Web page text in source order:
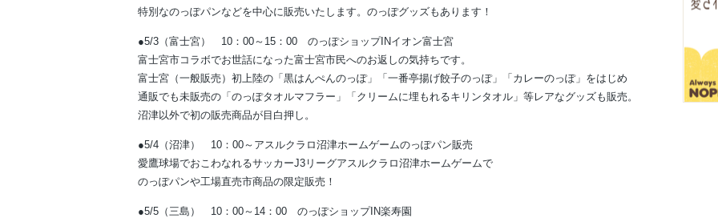
特別なのっぽパンなどを中心に販売いたします。のっぽグッズもあります！
●5/3（富士宮） 10：00～15：00 のっぽショップINイオン富士宮
富士宮市コラボでお世話になった富士宮市民へのお返しの気持ちです。
富士宮（一般販売）初上陸の「黒はんぺんのっぽ」「一番亭揚げ餃子のっぽ」「カレーのっぽ」をはじめ
通販でも未販売の「のっぽタオルマフラー」「クリームに埋もれるキリンタオル」等レアなグッズも販売。
沼津以外で初の販売商品が目白押し。
●5/4（沼津） 10：00～アスルクラロ沼津ホームゲームのっぽパン販売
愛鷹球場でおこわなれるサッカーJ3リーグアスルクラロ沼津ホームゲームで
のっぽパンや工場直売市商品の限定販売！
●5/5（三島） 10：00～14：00 のっぽショップIN楽寿園